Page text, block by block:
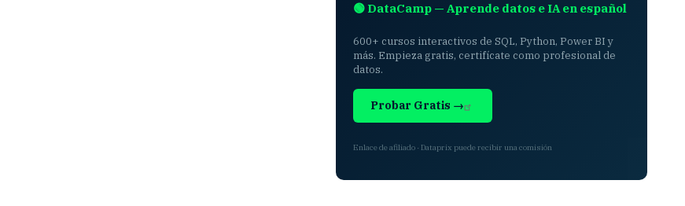
🟢 DataCamp — Aprende datos e IA en español
600+ cursos interactivos de SQL, Python, Power BI y
más. Empieza gratis, certifícate como profesional de
datos.
Probar Gratis →
Enlace de afiliado · Dataprix puede recibir una comisión